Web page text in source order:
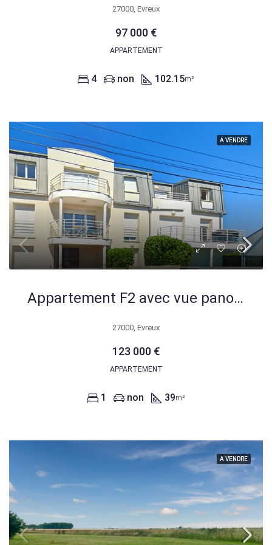
27000, Evreux
97 000 €
APPARTEMENT
4 non 102.15m²
A VENDRE
Appartement F2 avec vue panoramique sur le centre-ville d’Évreux
27000, Evreux
123 000 €
APPARTEMENT
1 non 39m²
A VENDRE